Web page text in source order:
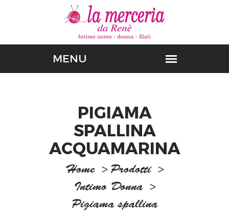
PIGIAMA
SPALLINA
ACQUAMARINA
Home > Prodotti >
Intimo Donna >
Pigiama spallina